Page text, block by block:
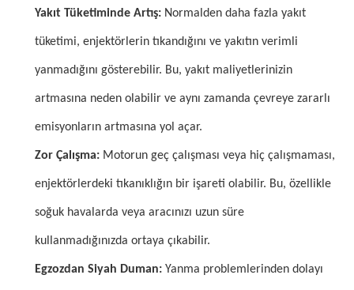
Yakıt Tüketiminde Artış: Normalden daha fazla yakıt
tüketimi, enjektörlerin tıkandığını ve yakıtın verimli
yanmadığını gösterebilir. Bu, yakıt maliyetlerinizin
artmasına neden olabilir ve aynı zamanda çevreye zararlı
emisyonların artmasına yol açar.
Zor Çalışma: Motorun geç çalışması veya hiç çalışmaması,
enjektörlerdeki tıkanıklığın bir işareti olabilir. Bu, özellikle
soğuk havalarda veya aracınızı uzun süre
kullanmadığınızda ortaya çıkabilir.
Egzozdan Siyah Duman: Yanma problemlerinden dolayı